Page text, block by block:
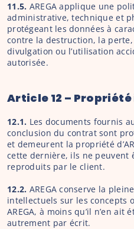
11.5. AREGA applique une
administrative, technique et
protégeant les données à
contre la destruction, la perte,
divulgation ou l’utilisation
autorisée.
Article 12 –
12.1. Les documents fournis
conclusion du contrat sont
et demeurent la propriété
cette dernière, ils ne peuvent
reproduits par le client.
12.2. AREGA conserve la
intellectuels sur les concepts
AREGA, à moins qu’il n’en ait
autrement par écrit.